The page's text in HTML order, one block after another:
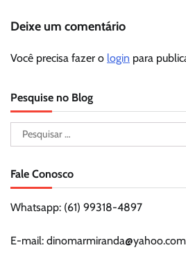
Deixe um comentário
Você precisa fazer o login para
Pesquise no Blog
Pesquisar
por:
Fale Conosco
Whatsapp: (61) 99318-4897
E-mail: